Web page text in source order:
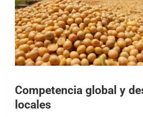
Competencia global y
locales